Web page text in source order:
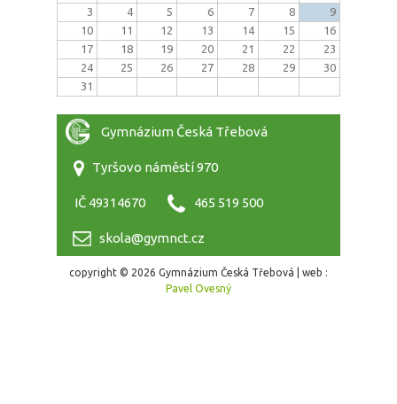
3
4 5 6 7 8
9
10
11 12 13 14 15
16
17
18 19 20 21 22
23
24
25 26 27 28 29
30
31
Gymnázium Česká Třebová
Tyršovo náměstí 970
IČ 49314670 465 519 500
skola@gymnct.cz
copyright © 2026 Gymnázium Česká Třebová | web :
Pavel Ovesný